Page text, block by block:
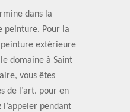
dans la
peinture. Pour la
peinture extérieure
domaine à Saint
vous êtes
de l’art. pour en
l’appeler pendant